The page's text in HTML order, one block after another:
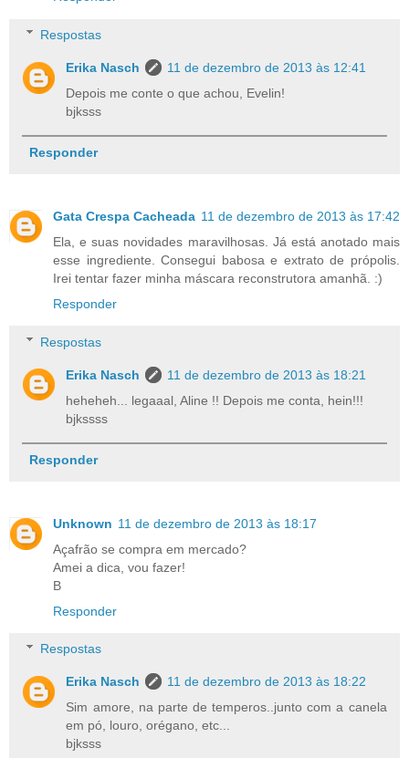
Respostas
Erika Nasch
11 de dezembro de 2013 às 12:41
Depois me conte o que achou, Evelin!
bjksss
Responder
Gata Crespa Cacheada 11 de dezembro de 2013 às 17:42
Ela, e suas novidades maravilhosas. Já está anotado mais
esse ingrediente. Consegui babosa e extrato de própolis.
Irei tentar fazer minha máscara reconstrutora amanhã. :)
Responder
Respostas
Erika Nasch
11 de dezembro de 2013 às 18:21
heheheh... legaaal, Aline !! Depois me conta, hein!!!
bjkssss
Responder
Unknown 11 de dezembro de 2013 às 18:17
Açafrão se compra em mercado?
Amei a dica, vou fazer!
B
Responder
Respostas
Erika Nasch
11 de dezembro de 2013 às 18:22
Sim amore, na parte de temperos..junto com a canela
em pó, louro, orégano, etc...
bjksss